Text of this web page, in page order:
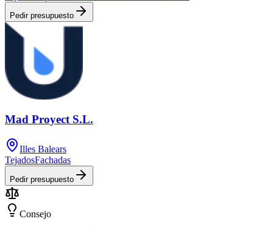
Pedir presupuesto
Mad Proyect S.L.
Illes Balears
TejadosFachadas
Pedir presupuesto
Consejo